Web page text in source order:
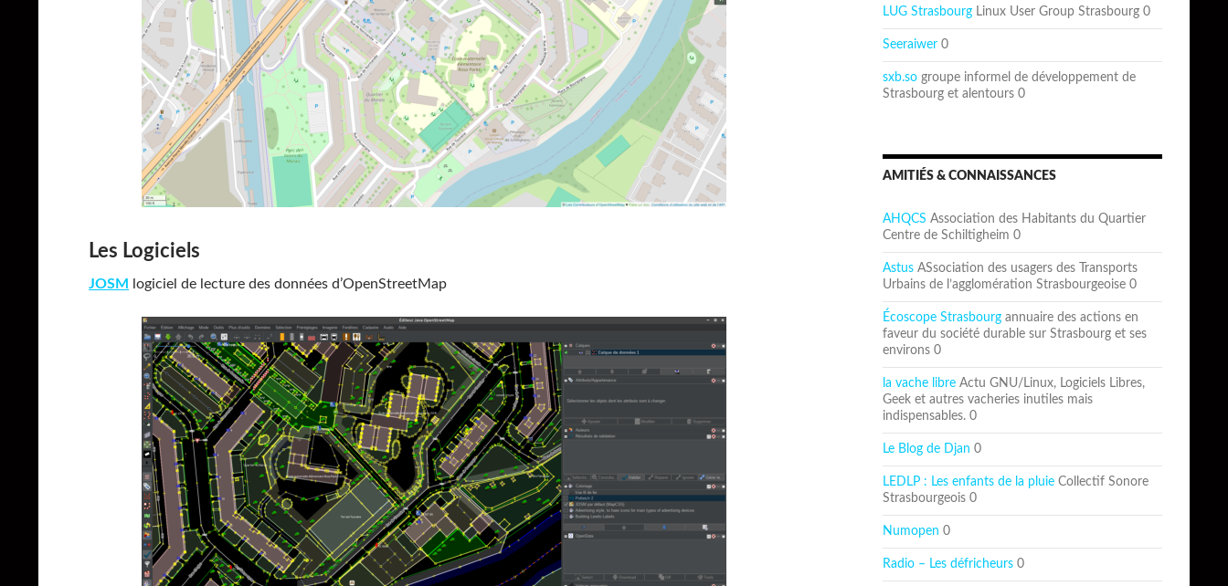
Les Logiciels
JOSM logiciel de lecture des données d’OpenStreetMap
LUG Strasbourg Linux User Group Strasbourg 0
Seeraiwer 0
sxb.so groupe informel de développement de
Strasbourg et alentours 0
AMITIÉS & CONNAISSANCES
AHQCS Association des Habitants du Quartier
Centre de Schiltigheim 0
Astus ASsociation des usagers des Transports
Urbains de l’agglomération Strasbourgeoise 0
Écoscope Strasbourg annuaire des actions en
faveur du société durable sur Strasbourg et ses
environs 0
la vache libre Actu GNU/Linux, Logiciels Libres,
Geek et autres vacheries inutiles mais
indispensables. 0
Le Blog de Djan 0
LEDLP : Les enfants de la pluie Collectif Sonore
Strasbourgeois 0
Numopen 0
Radio – Les défricheurs 0